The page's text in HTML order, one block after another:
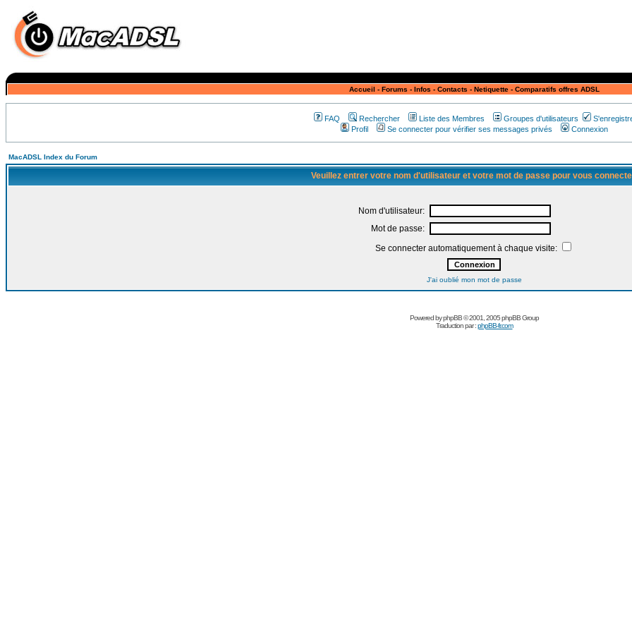
Accueil - Forums - Infos - Contacts - Netiquette- Comparatifs offres ADSL
FAQ Rechercher Liste des Membres Groupes d'utilisateurs
Profil
Se connecter pour vérifier ses messages privés Connexion
MacADSL Index du Forum
Veuillez entrer votre nom d'utilisateur et votre mot de passe pour vous
Nom d'utilisateur:
Mot de passe:
Se connecter automatiquement à chaque visite:
J'ai oublié mon mot de passe
Powered byphpBB© 2001, 2005 phpBB Group
Traduction par :phpBB-fr.com